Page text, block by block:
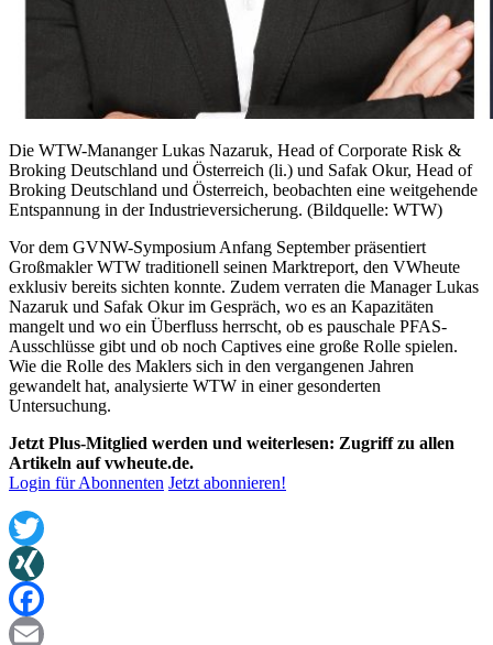
Die WTW-Mananger Lukas Nazaruk, Head of Corporate Risk &
Broking Deutschland und Österreich (li.) und Safak Okur, Head of
Broking Deutschland und Österreich, beobachten eine weitgehende
Entspannung in der Industrieversicherung. (Bildquelle: WTW)
Vor dem GVNW-Symposium Anfang September präsentiert
Großmakler WTW traditionell seinen Marktreport, den VWheute
exklusiv bereits sichten konnte. Zudem verraten die Manager Lukas
Nazaruk und Safak Okur im Gespräch, wo es an Kapazitäten
mangelt und wo ein Überfluss herrscht, ob es pauschale PFAS-
Ausschlüsse gibt und ob noch Captives eine große Rolle spielen.
Wie die Rolle des Maklers sich in den vergangenen Jahren
gewandelt hat, analysierte WTW in einer gesonderten
Untersuchung.
Jetzt Plus-Mitglied werden und weiterlesen: Zugriff zu allen
Artikeln auf vwheute.de.
Login für Abonnenten Jetzt abonnieren!
Twitter
XING
Facebook